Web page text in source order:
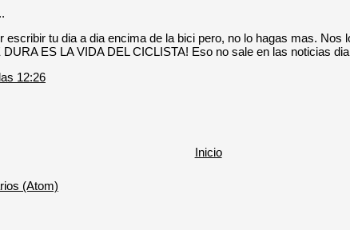
escribir tu dia a dia encima de la bici pero, no lo hagas mas.
ES LA VIDA DEL CICLISTA! Eso no sale en las noticias
12:26
Inicio
(Atom)